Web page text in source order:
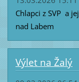
Chlapci z SVP a
nad Labem
Výlet na Žalý